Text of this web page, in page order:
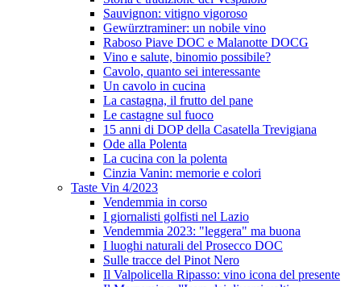
Sauvignon: vitigno vigoroso
Gewürztraminer: un nobile vino
Raboso Piave DOC e Malanotte DOCG
Vino e salute, binomio possibile?
Cavolo, quanto sei interessante
Un cavolo in cucina
La castagna, il frutto del pane
Le castagne sul fuoco
15 anni di DOP della Casatella Trevigiana
Ode alla Polenta
La cucina con la polenta
Cinzia Vanin: memorie e colori
Taste Vin 4/2023
Vendemmia in corso
I giornalisti golfisti nel Lazio
Vendemmia 2023: "leggera" ma buona
I luoghi naturali del Prosecco DOC
Sulle tracce del Pinot Nero
Il Valpolicella Ripasso: vino icona del presente